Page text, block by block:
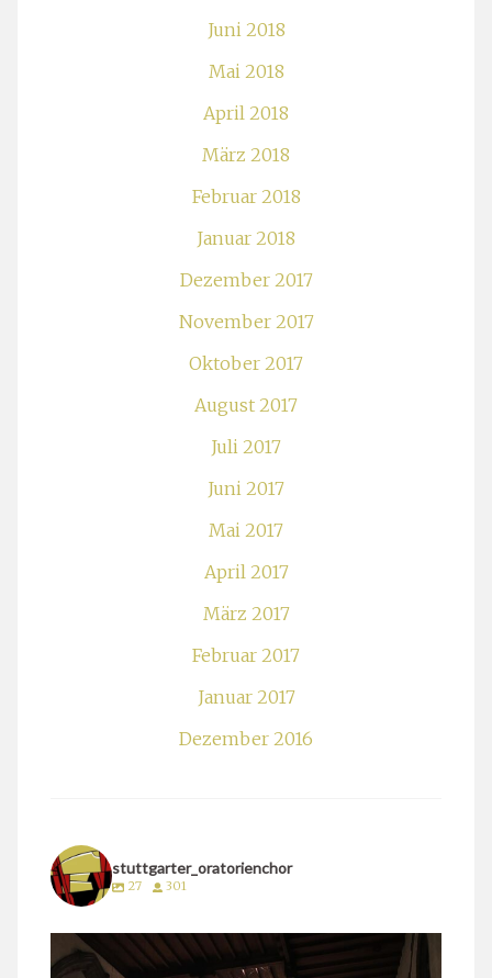
Juni 2018
Mai 2018
April 2018
März 2018
Februar 2018
Januar 2018
Dezember 2017
November 2017
Oktober 2017
August 2017
Juli 2017
Juni 2017
Mai 2017
April 2017
März 2017
Februar 2017
Januar 2017
Dezember 2016
stuttgarter_oratorienchor
27 301
stuttgarter_oratorienchor
März 24